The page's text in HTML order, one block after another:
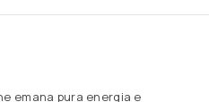
emana pura energia e